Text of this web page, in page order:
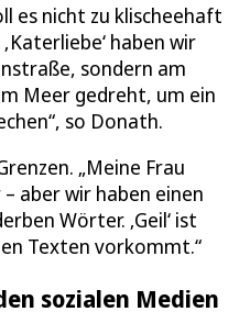
es nicht zu klischeehaft
haben wir
sondern am
Meer gedreht, um ein
so Donath.
„Meine Frau
aber wir haben einen
Wörter. ‚Geil‘ ist
Texten vorkommt.“
sozialen Medien